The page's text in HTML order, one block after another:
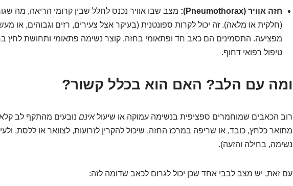
חזה אוויר (Pneumothorax):
מצב שבו אוויר נכנס לחלל שבין קרומי הריאה, מה
(חלקית או מלאה). זה יכול לקרות ספונטנית (בעיקר אצל צעירים, רזים וגבוהים, או
מפציעה. התסמינים הם כאב חד ופתאומי בחזה, קוצר נשימה פתאומי ותחושת לחץ
טיפול רפואי דחוף.
ומה עם הלב? האם הוא בכלל קשור?
רוב הכאבים שמוחמרים ספציפית בנשימה עמוקה או שיעולאינם נובעים מהתקף לב
מתואר כלחץ, כובד, או שריפה במרכז החזה, שיכול להקרין לזרועות, לצוואר או ללסת,
נשימה, בחילה והזעה).
עם זאת, יש מצב לבבי אחד שכן יכול לגרום לכאב שדומה לזה: